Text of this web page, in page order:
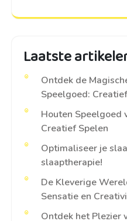
Laatste
Ontdek de
Speelgoed:
Houten Speelgoed
Creatief Spelen
Optimaliseer je
slaaptherapie!
De Kleverige
Sensatie en
Ontdek het Plezier